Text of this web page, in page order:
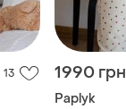
13 1990 грн
Paplyk